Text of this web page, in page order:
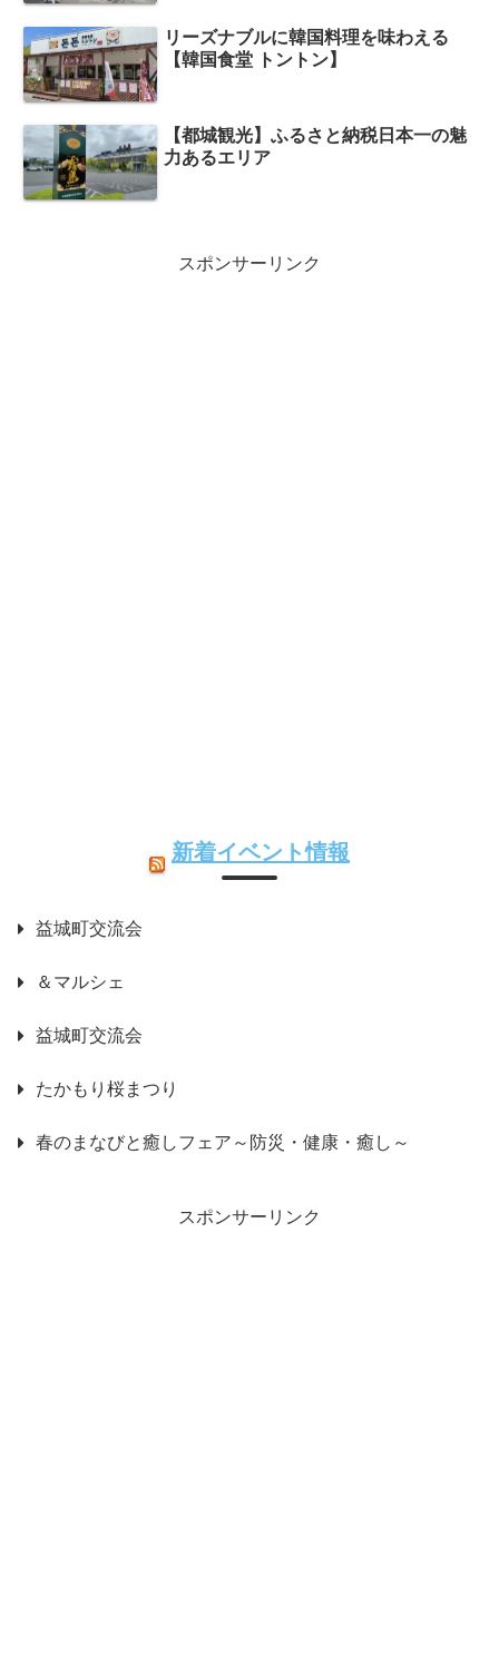
リーズナブルに韓国料理を味わえる
【韓国食堂 トントン】
【都城観光】ふるさと納税日本一の魅
力あるエリア
スポンサーリンク
新着イベント情報
益城町交流会
＆マルシェ
益城町交流会
たかもり桜まつり
春のまなびと癒しフェア～防災・健康・癒し～
スポンサーリンク